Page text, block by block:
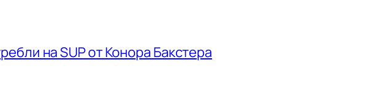
на SUP от Конора Бакстера